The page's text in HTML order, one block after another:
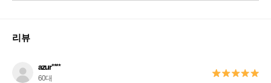
리뷰
azur****
60대